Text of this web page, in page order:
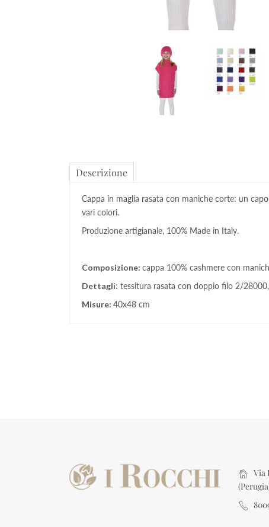
Descrizione
Cappa in maglia rasata con maniche corte: un
vari colori.
Produzione artigianale, 100% Made in Italy.
Composizione: cappa 100% cashmere con
Dettagli: tessitura rasata con doppio filo 2/
Misure: 40x48 cm
Via